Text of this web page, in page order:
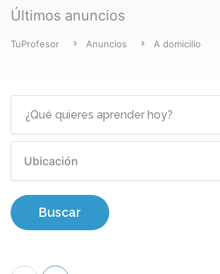
Últimos anuncios
TuProfesor Anuncios A domicilio
Ubicación
Buscar